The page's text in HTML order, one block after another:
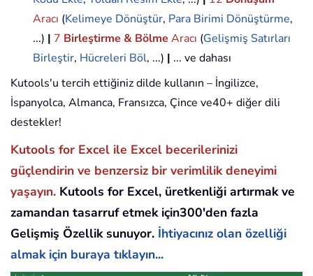
Aracı (Kelimeye Dönüştür, Para Birimi Dönüştürme,
...) | 7 Birleştirme & Bölme Aracı (Gelişmiş Satırları
Birleştir, Hücreleri Böl, ...) | ... ve dahası
Kutools'u tercih ettiğiniz dilde kullanın – İngilizce,
İspanyolca, Almanca, Fransızca, Çince ve40+ diğer dili
destekler!
Kutools for Excel ile Excel becerilerinizi
güçlendirin ve benzersiz bir verimlilik deneyimi
yaşayın. Kutools for Excel, üretkenliği artırmak ve
zamandan tasarruf etmek için300'den fazla
Gelişmiş Özellik sunuyor. İhtiyacınız olan özelliği
almak için buraya tıklayın...